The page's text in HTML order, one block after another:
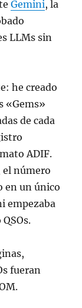
Gemini, la
LLMs sin
he creado
«Gems»
de cada
ADIF.
el número
en un único
empezaba
fueran